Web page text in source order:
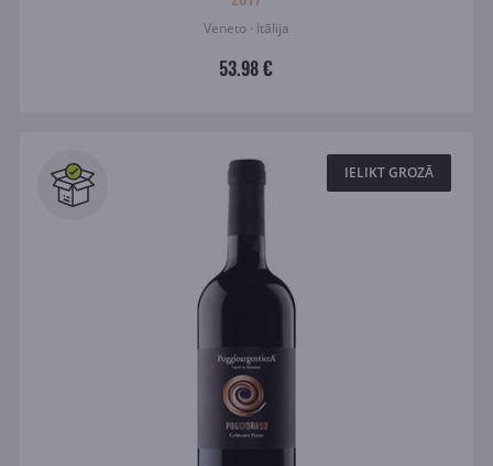
Veneto · Itālija
53.98 €
IELIKT GROZĀ